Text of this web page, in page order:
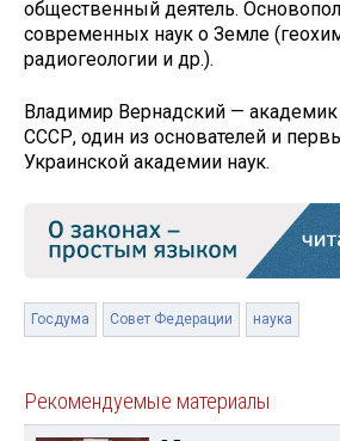
общественный деятель.
современных наук о Земле
радиогеологии и др.).
Владимир Вернадский —
СССР, один из основателей и
Украинской академии наук.
Госдума Совет Федерации наука
Рекомендуемые материалы